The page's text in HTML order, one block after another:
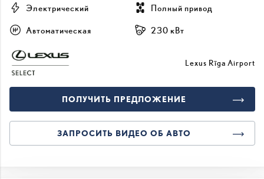
Электрический Полный привод
Автоматическая 230 кВт
Lexus Rīga Airport
ПОЛУЧИТЬ ПРЕДЛОЖЕНИЕ
ЗАПРОСИТЬ ВИДЕО ОБ АВТО